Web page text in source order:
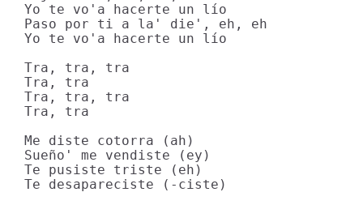
Yo te vo'a hacerte un lío
Paso por ti a la' die', eh, eh
Yo te vo'a hacerte un lío
Tra, tra, tra
Tra, tra
Tra, tra, tra
Tra, tra
Me diste cotorra (ah)
Sueño' me vendiste (ey)
Te pusiste triste (eh)
Te desapareciste (-ciste)